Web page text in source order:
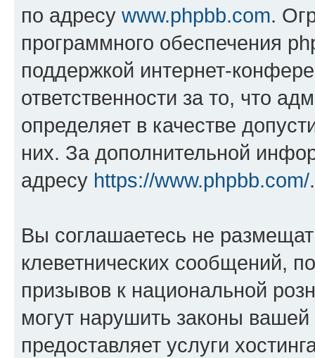
по адресу www.phpbb.com.
программного обеспечения
поддержкой интернет-
ответственности за то, что
определяет в качестве
них. За дополнительной
адресу https://www.phpbb.com/.
Вы соглашаетесь не
клеветнических сообщений,
призывов к национальной
могут нарушить законы
предоставляет услуги